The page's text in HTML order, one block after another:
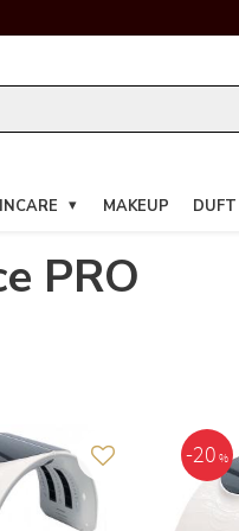
MAKEUP DUFT
PRO
Gem som favorit
20 %